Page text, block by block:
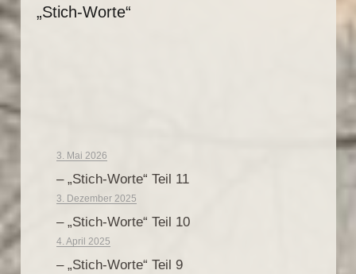
„Stich-Worte“
3. Mai 2026
– „Stich-Worte“ Teil 11
3. Dezember 2025
– „Stich-Worte“ Teil 10
4. April 2025
– „Stich-Worte“ Teil 9